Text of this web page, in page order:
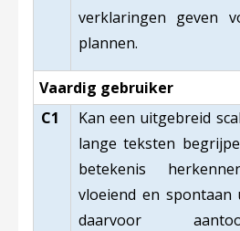
verklaringen geven
plannen.
Vaardig gebruiker
C1
Kan een uitgebreid
lange teksten
betekenis
vloeiend en
daarvoor